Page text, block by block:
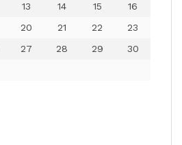
13 14 15
16
20 21 22
23
27 28 29
30